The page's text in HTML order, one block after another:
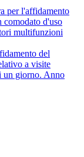
per l'affidamento
d'uso
multifunzioni
del
a visite
un giorno. Anno